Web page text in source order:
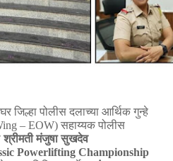
जिल्हा पोलीस दलाच्या आर्थिक गुन्हे
– EOW) सहाय्यक पोलीस
श्रीमती मंजुषा सुखदेव
Powerlifting Championship